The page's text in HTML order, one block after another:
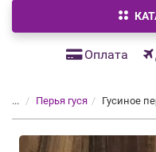
Оплата
... Перья гуся Гусиное